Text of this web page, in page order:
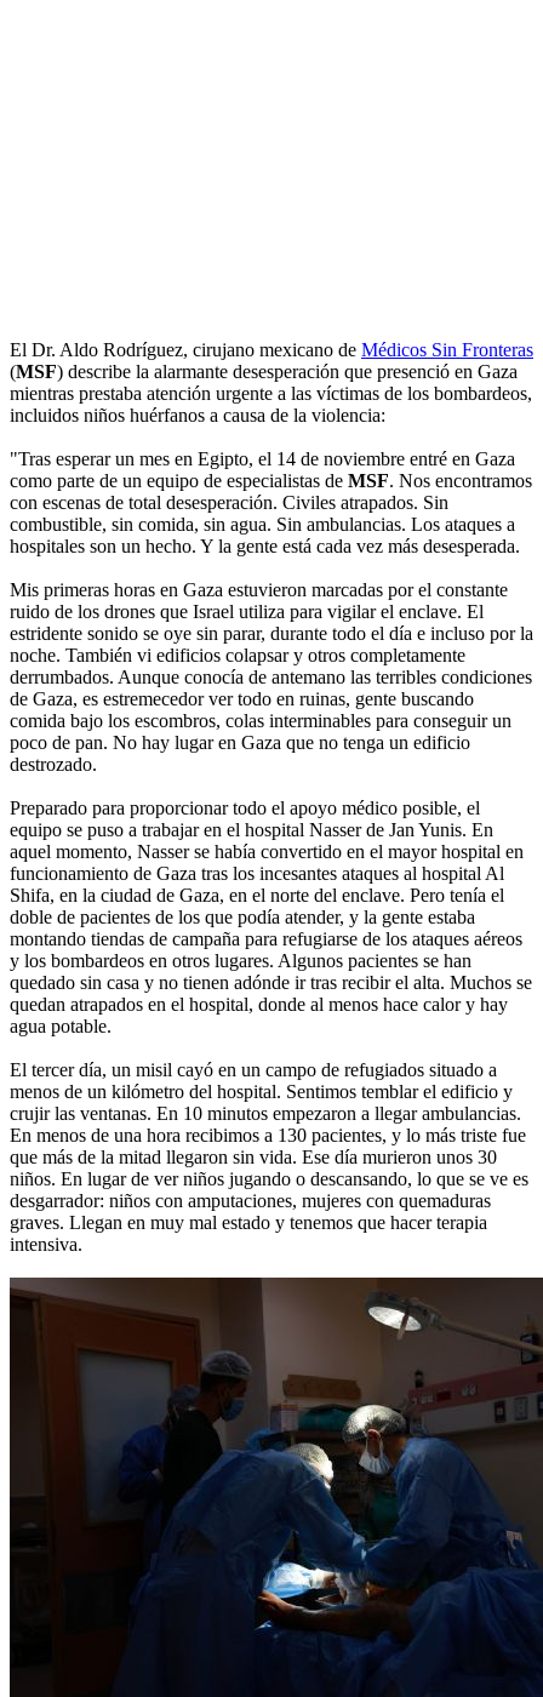
El Dr. Aldo Rodríguez, cirujano mexicano de Médicos Sin Fronteras
(MSF) describe la alarmante desesperación que presenció en Gaza
mientras prestaba atención urgente a las víctimas de los bombardeos,
incluidos niños huérfanos a causa de la violencia:
"Tras esperar un mes en Egipto, el 14 de noviembre entré en Gaza
como parte de un equipo de especialistas de MSF. Nos encontramos
con escenas de total desesperación. Civiles atrapados. Sin
combustible, sin comida, sin agua. Sin ambulancias. Los ataques a
hospitales son un hecho. Y la gente está cada vez más desesperada.
Mis primeras horas en Gaza estuvieron marcadas por el constante
ruido de los drones que Israel utiliza para vigilar el enclave. El
estridente sonido se oye sin parar, durante todo el día e incluso por la
noche. También vi edificios colapsar y otros completamente
derrumbados. Aunque conocía de antemano las terribles condiciones
de Gaza, es estremecedor ver todo en ruinas, gente buscando
comida bajo los escombros, colas interminables para conseguir un
poco de pan. No hay lugar en Gaza que no tenga un edificio
destrozado.
Preparado para proporcionar todo el apoyo médico posible, el
equipo se puso a trabajar en el hospital Nasser de Jan Yunis. En
aquel momento, Nasser se había convertido en el mayor hospital en
funcionamiento de Gaza tras los incesantes ataques al hospital Al
Shifa, en la ciudad de Gaza, en el norte del enclave. Pero tenía el
doble de pacientes de los que podía atender, y la gente estaba
montando tiendas de campaña para refugiarse de los ataques aéreos
y los bombardeos en otros lugares. Algunos pacientes se han
quedado sin casa y no tienen adónde ir tras recibir el alta. Muchos se
quedan atrapados en el hospital, donde al menos hace calor y hay
agua potable.
El tercer día, un misil cayó en un campo de refugiados situado a
menos de un kilómetro del hospital. Sentimos temblar el edificio y
crujir las ventanas. En 10 minutos empezaron a llegar ambulancias.
En menos de una hora recibimos a 130 pacientes, y lo más triste fue
que más de la mitad llegaron sin vida. Ese día murieron unos 30
niños. En lugar de ver niños jugando o descansando, lo que se ve es
desgarrador: niños con amputaciones, mujeres con quemaduras
graves. Llegan en muy mal estado y tenemos que hacer terapia
intensiva.